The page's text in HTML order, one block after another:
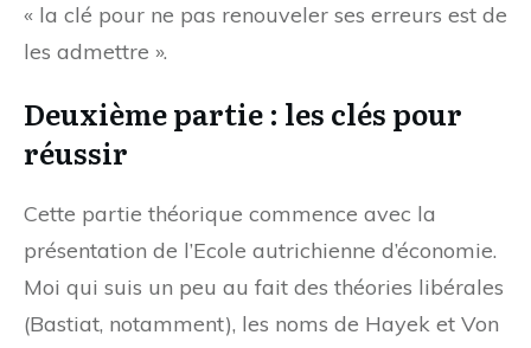
« la clé pour ne pas renouveler ses erreurs est de
les admettre ».
Deuxième partie : les clés pour
réussir
Cette partie théorique commence avec la
présentation de l’Ecole autrichienne d’économie.
Moi qui suis un peu au fait des théories libérales
(Bastiat, notamment), les noms de Hayek et Von